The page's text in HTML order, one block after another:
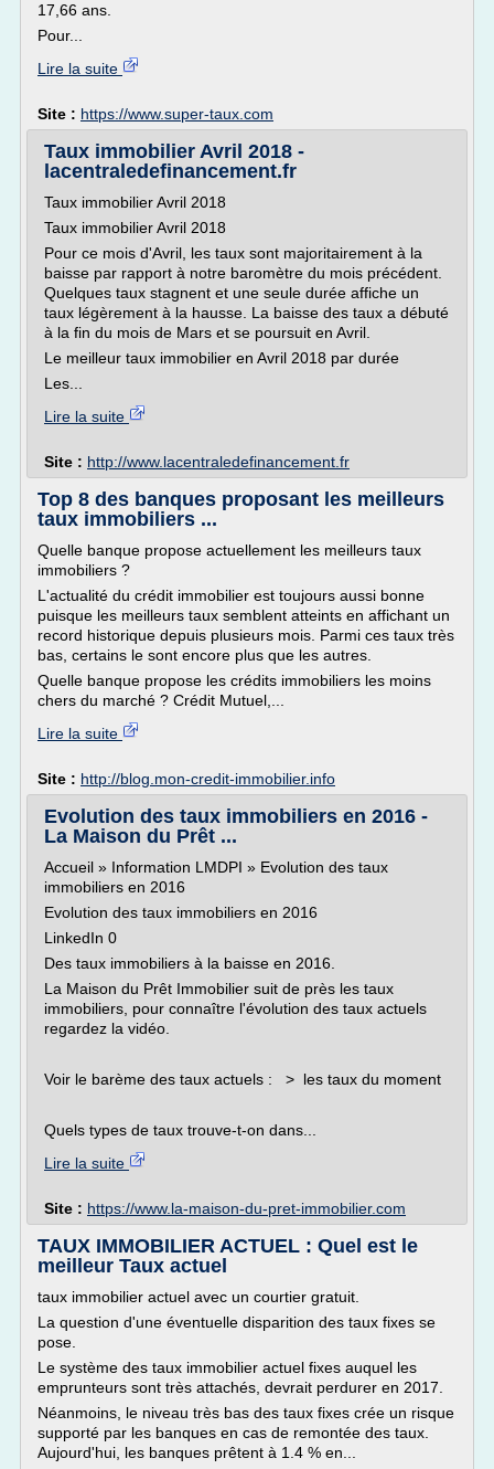
17,66 ans.
Pour...
Lire la suite
Site : https://www.super-taux.com
Taux immobilier Avril 2018 -
lacentraledefinancement.fr
Taux immobilier Avril 2018
Taux immobilier Avril 2018
Pour ce mois d'Avril, les taux sont majoritairement à la
baisse par rapport à notre baromètre du mois précédent.
Quelques taux stagnent et une seule durée affiche un
taux légèrement à la hausse. La baisse des taux a débuté
à la fin du mois de Mars et se poursuit en Avril.
Le meilleur taux immobilier en Avril 2018 par durée
Les...
Lire la suite
Site : http://www.lacentraledefinancement.fr
Top 8 des banques proposant les meilleurs
taux immobiliers ...
Quelle banque propose actuellement les meilleurs taux
immobiliers ?
L'actualité du crédit immobilier est toujours aussi bonne
puisque les meilleurs taux semblent atteints en affichant un
record historique depuis plusieurs mois. Parmi ces taux très
bas, certains le sont encore plus que les autres.
Quelle banque propose les crédits immobiliers les moins
chers du marché ? Crédit Mutuel,...
Lire la suite
Site : http://blog.mon-credit-immobilier.info
Evolution des taux immobiliers en 2016 -
La Maison du Prêt ...
Accueil » Information LMDPI » Evolution des taux
immobiliers en 2016
Evolution des taux immobiliers en 2016
LinkedIn 0
Des taux immobiliers à la baisse en 2016.
La Maison du Prêt Immobilier suit de près les taux
immobiliers, pour connaître l'évolution des taux actuels
regardez la vidéo.
Voir le barème des taux actuels : > les taux du moment
Quels types de taux trouve-t-on dans...
Lire la suite
Site : https://www.la-maison-du-pret-immobilier.com
TAUX IMMOBILIER ACTUEL : Quel est le
meilleur Taux actuel
taux immobilier actuel avec un courtier gratuit.
La question d'une éventuelle disparition des taux fixes se
pose.
Le système des taux immobilier actuel fixes auquel les
emprunteurs sont très attachés, devrait perdurer en 2017.
Néanmoins, le niveau très bas des taux fixes crée un risque
supporté par les banques en cas de remontée des taux.
Aujourd'hui, les banques prêtent à 1.4 % en...